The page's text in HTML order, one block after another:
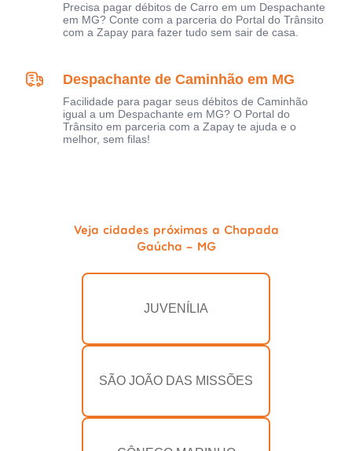
Precisa pagar débitos de Carro em um Despachante
em MG? Conte com a parceria do Portal do Trânsito
com a Zapay para fazer tudo sem sair de casa.
Despachante de Caminhão em MG
Facilidade para pagar seus débitos de Caminhão
igual a um Despachante em MG? O Portal do
Trânsito em parceria com a Zapay te ajuda e o
melhor, sem filas!
Veja cidades próximas a Chapada
Gaúcha - MG
JUVENÍLIA
SÃO JOÃO DAS MISSÕES